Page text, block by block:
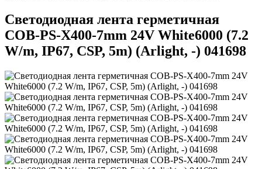
Светодиодная лента герметичная
COB-PS-X400-7mm 24V White6000 (7.2
W/m, IP67, CSP, 5m) (Arlight, -) 041698